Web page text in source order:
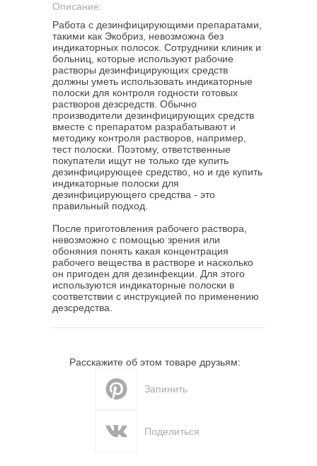
Описание:
Работа с дезинфицирующими препаратами,
такими как Экобриз, невозможна без
индикаторных полосок. Сотрудники клиник и
больниц, которые используют рабочие
растворы дезинфицирующих средств
должны уметь использовать индикаторные
полоски для контроля годности готовых
растворов дезсредств. Обычно
производители дезинфицирующих средств
вместе с препаратом разрабатывают и
методику контроля растворов, например,
тест полоски. Поэтому, ответственные
покупатели ищут не только где купить
дезинфицирующее средство, но и где купить
индикаторные полоски для
дезинфицирующего средства - это
правильный подход.
После приготовления рабочего раствора,
невозможно с помощью зрения или
обоняния понять какая концентрация
рабочего вещества в растворе и насколько
он пригоден для дезинфекции. Для этого
используются индикаторные полоски в
соответствии с инструкцией по применению
дезсредства.
Расскажите об этом товаре друзьям:
Запинить
Поделиться